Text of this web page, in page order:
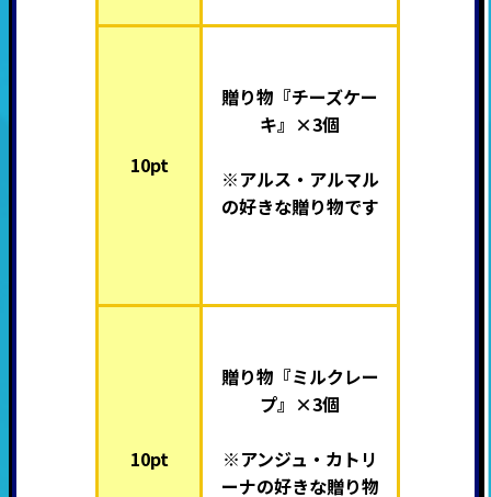
10pt
贈り物『チーズケー
キ』×3個
※アルス・アルマル
の好きな贈り物です
10pt
贈り物『ミルクレー
プ』×3個
※アンジュ・カトリ
ーナの好きな贈り物